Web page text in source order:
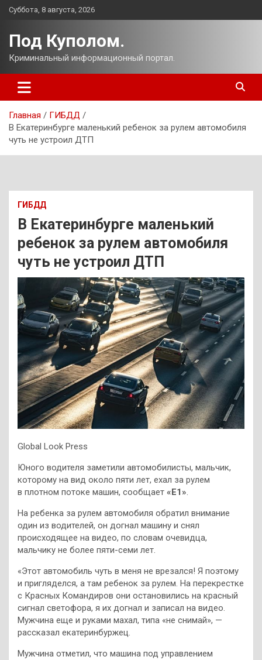
Перейти
Суббота, 8 августа, 2026
Под Куполом.
Криминальный информационный портал.
Главная
ГИБДД
В Екатеринбурге маленький ребенок за рулем автомобиля
чуть не устроил ДТП
ГИБДД
В Екатеринбурге маленький
ребенок за рулем автомобиля
чуть не устроил ДТП
Global Look Press
Юного водителя заметили автомобилисты, мальчик,
которому на вид около пяти лет, ехал за рулем
в плотном потоке машин, сообщает «Е1».
На ребенка за рулем автомобиля обратил внимание
один из водителей, он догнал машину и снял
происходящее на видео, по словам очевидца,
мальчику не более пяти-семи лет.
«Этот автомобиль чуть в меня не врезался! Я поэтому
и пригляделся, а там ребенок за рулем. На перекрестке
с Красных Командиров они остановились на красный
сигнал светофора, я их догнал и записал на видео.
Мужчина еще и руками махал, типа «не снимай», —
рассказал екатеринбуржец.
Мужчина отметил, что машина под управлением